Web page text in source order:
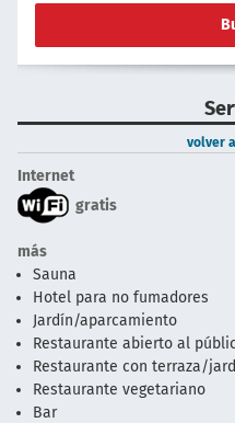
volver
Internet
gratis
más
Sauna
Hotel para no fumadores
Jardín/aparcamiento
Restaurante abierto al
Restaurante con terraza/
Restaurante vegetariano
Bar